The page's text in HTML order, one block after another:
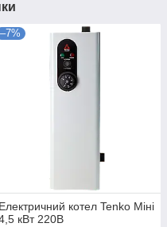
–7%
Електричний котел Tenko Міні
кВт 220В